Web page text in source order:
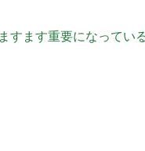
ます重要になってい